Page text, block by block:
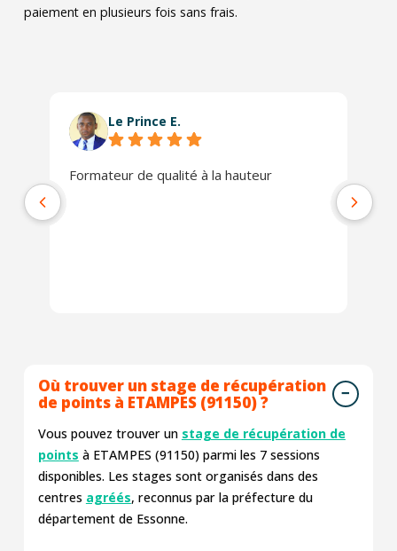
paiement en plusieurs fois sans frais.
Le Prince E.
Formateur de qualité à la hauteur
Où trouver un stage de récupération
de points à ETAMPES (91150) ?
Vous pouvez trouver un stage de récupération de
points à ETAMPES (91150) parmi les 7sessions
disponibles. Les stages sont organisés dans des
centres agréés, reconnus par la préfecture du
département de Essonne.